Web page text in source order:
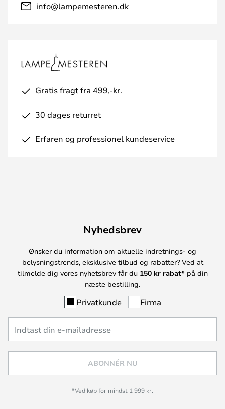
info@lampemesteren.dk
Gratis fragt fra 499,-kr.
30 dages returret
Erfaren og professionel kundeservice
Nyhedsbrev
Ønsker du information om aktuelle indretnings- og
belysningstrends, eksklusive tilbud og rabatter? Ved at
tilmelde dig vores nyhetsbrev får du 150 kr rabat* på din
næste bestilling.
Privatkunde Firma
ABONNÉR NU
*Ved køb for mindst 1 999 kr.